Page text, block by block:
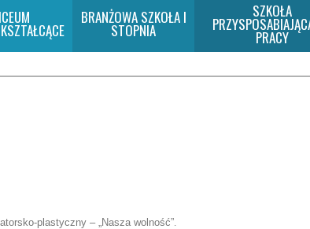
BRANŻOWA SZKOŁA I
STOPNIA
SZKOŁA
PRACY
plastyczny – „Nasza wolność”.